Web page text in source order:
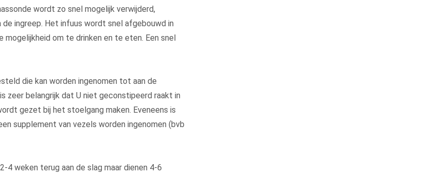
wordt zo snel mogelijk verwijderd,
ingreep. Het infuus wordt snel afgebouwd in
om te drinken en te eten. Een snel
die kan worden ingenomen tot aan de
zeer belangrijk dat U niet geconstipeerd raakt in
gezet bij het stoelgang maken. Eveneens is
supplement van vezels worden ingenomen (bvb
4 weken terug aan de slag maar dienen 4-6